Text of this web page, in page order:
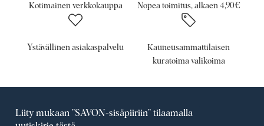
Kotimainen verkkokauppa Nopea toimitus, alkaen 4,90€
Ystävällinen asiakaspalvelu
Kauneusammattilaisen
kuratoima valikoima
Liity mukaan ”SAVON-sisäpiiriin” tilaamalla